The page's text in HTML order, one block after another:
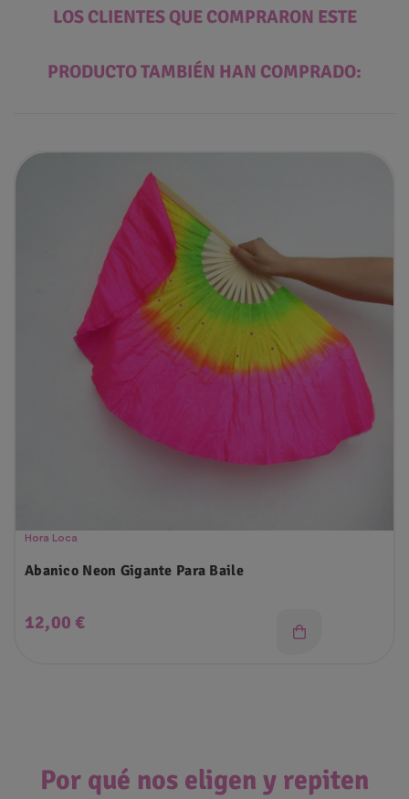
LOS CLIENTES QUE COMPRARON ESTE
PRODUCTO TAMBIÉN HAN COMPRADO:
Hora Loca
Abanico Neon Gigante Para Baile
Precio
12,00 €
Por qué nos eligen y repiten